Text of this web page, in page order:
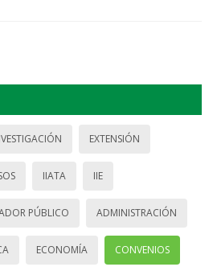
EXTENSIÓN
IIATA IIE
PÚBLICO ADMINISTRACIÓN
ECONOMÍA CONVENIOS